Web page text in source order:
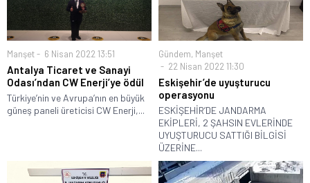
Manşet 6 Nisan 2022 13:51
Antalya Ticaret ve Sanayi
Odası’ndan CW Enerji’ye ödül
Türkiye’nin ve Avrupa’nın en büyük
güneş paneli üreticisi CW Enerji,...
Gündem, Manşet
22 Nisan 2022 11:30
Eskişehir’de uyuşturucu
operasyonu
ESKİŞEHİR’DE JANDARMA
EKİPLERİ, 2 ŞAHSIN EVLERİNDE
UYUŞTURUCU SATTIĞI BİLGİSİ
ÜZERİNE...